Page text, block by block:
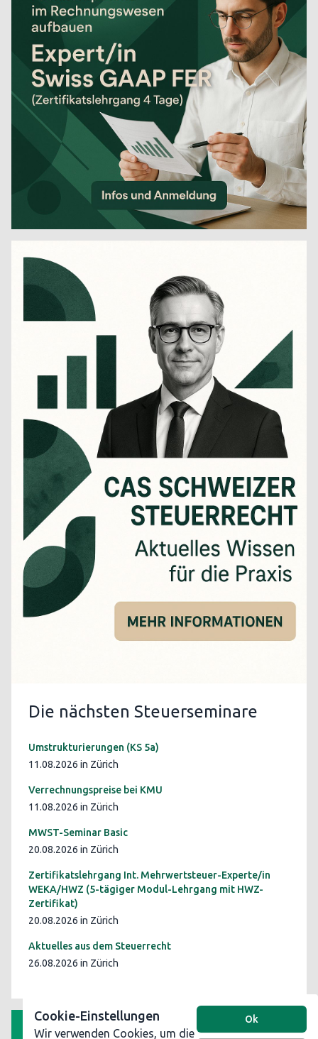
Die nächsten Steuerseminare
Umstrukturierungen (KS 5a)
11.08.2026 in Zürich
Verrechnungspreise bei KMU
11.08.2026 in Zürich
MWST-Seminar Basic
20.08.2026 in Zürich
Zertifikatslehrgang Int. Mehrwertsteuer-Experte/in
WEKA/HWZ (5-tägiger Modul-Lehrgang mit HWZ-
Zertifikat)
20.08.2026 in Zürich
Aktuelles aus dem Steuerrecht
26.08.2026 in Zürich
Cookie-Einstellungen
Wir verwenden Cookies, um die
Ok